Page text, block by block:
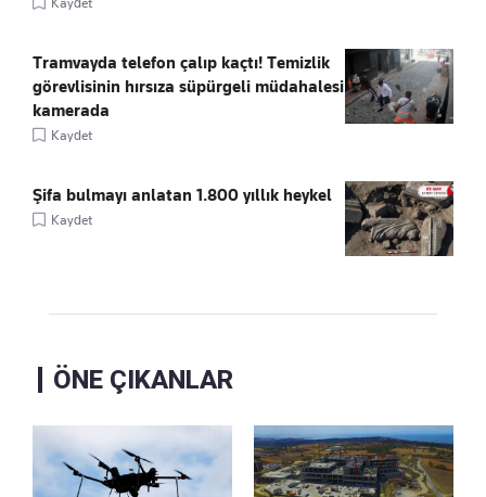
Tramvayda telefon çalıp kaçtı! Temizlik
görevlisinin hırsıza süpürgeli müdahalesi
kamerada
Kaydet
Şifa bulmayı anlatan 1.800 yıllık heykel
Kaydet
ÖNE ÇIKANLAR